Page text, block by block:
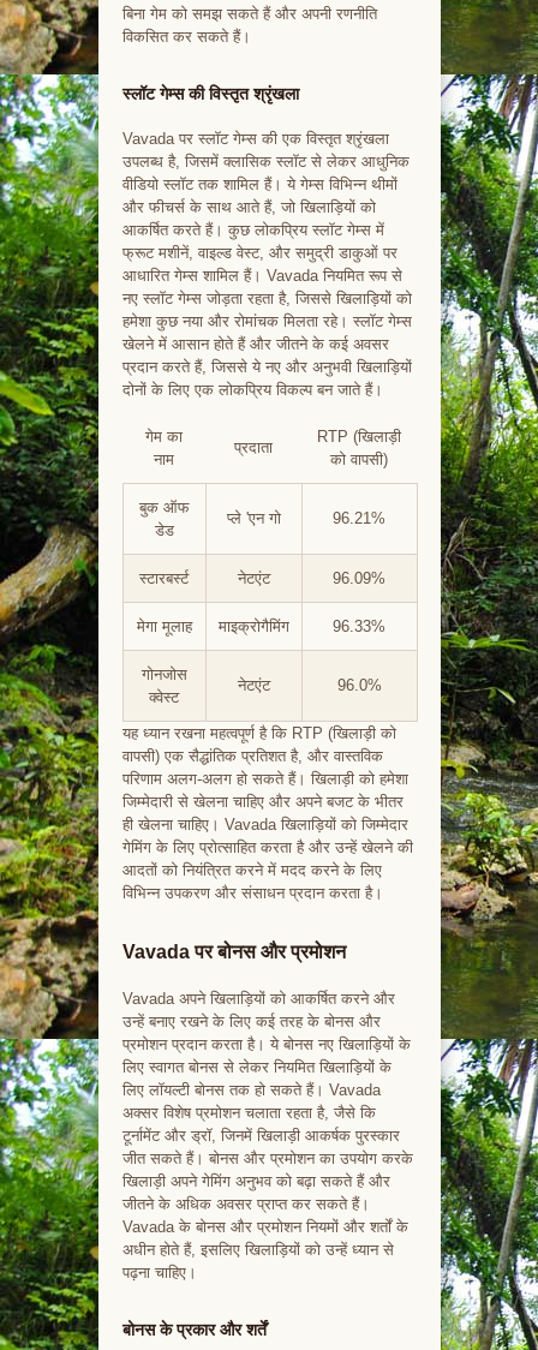
बिना गेम को समझ सकते हैं और अपनी रणनीति
विकसित कर सकते हैं।
स्लॉट गेम्स की विस्तृत श्रृंखला
Vavada पर स्लॉट गेम्स की एक विस्तृत श्रृंखला
उपलब्ध है, जिसमें क्लासिक स्लॉट से लेकर आधुनिक
वीडियो स्लॉट तक शामिल हैं। ये गेम्स विभिन्न थीमों
और फीचर्स के साथ आते हैं, जो खिलाड़ियों को
आकर्षित करते हैं। कुछ लोकप्रिय स्लॉट गेम्स में
फ्रूट मशीनें, वाइल्ड वेस्ट, और समुद्री डाकुओं पर
आधारित गेम्स शामिल हैं। Vavada नियमित रूप से
नए स्लॉट गेम्स जोड़ता रहता है, जिससे खिलाड़ियों को
हमेशा कुछ नया और रोमांचक मिलता रहे। स्लॉट गेम्स
खेलने में आसान होते हैं और जीतने के कई अवसर
प्रदान करते हैं, जिससे ये नए और अनुभवी खिलाड़ियों
दोनों के लिए एक लोकप्रिय विकल्प बन जाते हैं।
गेम का
नाम
प्रदाता
RTP (खिलाड़ी
को वापसी)
बुक ऑफ
डेड
प्ले 'एन गो 96.21%
स्टारबर्स्ट नेटएंट 96.09%
मेगा मूलाह माइक्रोगैमिंग 96.33%
गोनजोस
क्वेस्ट
नेटएंट 96.0%
यह ध्यान रखना महत्वपूर्ण है कि RTP (खिलाड़ी को
वापसी) एक सैद्धांतिक प्रतिशत है, और वास्तविक
परिणाम अलग-अलग हो सकते हैं। खिलाड़ी को हमेशा
जिम्मेदारी से खेलना चाहिए और अपने बजट के भीतर
ही खेलना चाहिए। Vavada खिलाड़ियों को जिम्मेदार
गेमिंग के लिए प्रोत्साहित करता है और उन्हें खेलने की
आदतों को नियंत्रित करने में मदद करने के लिए
विभिन्न उपकरण और संसाधन प्रदान करता है।
Vavada पर बोनस और प्रमोशन
Vavada अपने खिलाड़ियों को आकर्षित करने और
उन्हें बनाए रखने के लिए कई तरह के बोनस और
प्रमोशन प्रदान करता है। ये बोनस नए खिलाड़ियों के
लिए स्वागत बोनस से लेकर नियमित खिलाड़ियों के
लिए लॉयल्टी बोनस तक हो सकते हैं। Vavada
अक्सर विशेष प्रमोशन चलाता रहता है, जैसे कि
टूर्नामेंट और ड्रॉ, जिनमें खिलाड़ी आकर्षक पुरस्कार
जीत सकते हैं। बोनस और प्रमोशन का उपयोग करके
खिलाड़ी अपने गेमिंग अनुभव को बढ़ा सकते हैं और
जीतने के अधिक अवसर प्राप्त कर सकते हैं।
Vavada के बोनस और प्रमोशन नियमों और शर्तों के
अधीन होते हैं, इसलिए खिलाड़ियों को उन्हें ध्यान से
पढ़ना चाहिए।
बोनस के प्रकार और शर्तें